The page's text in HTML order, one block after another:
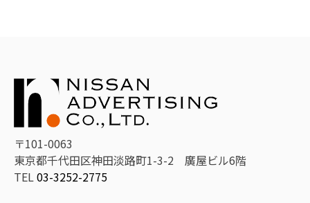
〒101-0063
東京都千代田区神田淡路町1-3-2 廣屋ビル6階
TEL 03-3252-2775